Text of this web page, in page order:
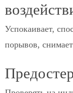
Успокаивает,
порывов,